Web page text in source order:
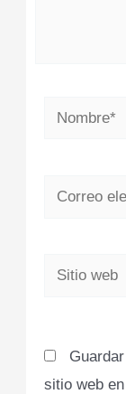
Nombre*
Correo
Sitio
sitio web